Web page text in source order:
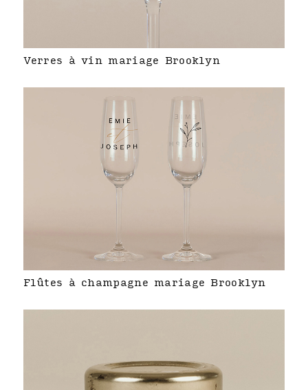
Verres à vin mariage Brooklyn
Flûtes à champagne mariage Brooklyn